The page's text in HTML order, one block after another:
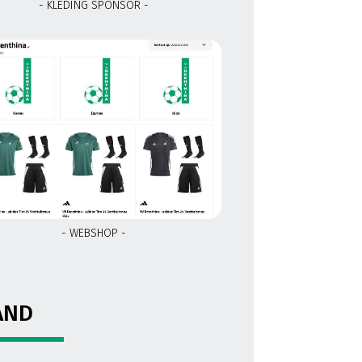
- KLEDING SPONSOR -
- WEBSHOP -